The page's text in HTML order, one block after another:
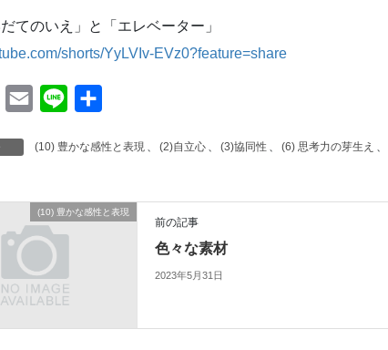
だてのいえ」と「エレベーター」
shorts/YyLVIv-EVz0?feature=share
e
a
l
n
(10) 豊かな感性と表現 、 (2)自立心 、 (3)協同性 、 (6) 思考力の芽生え 、
(10) 豊かな感性と表現
前の記事
色々な素材
2023年5月31日